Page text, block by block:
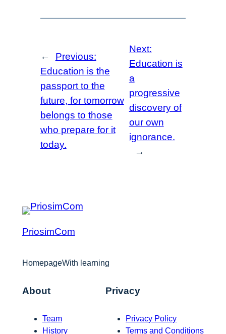
←
Previous:
Education is the
passport to the
future, for tomorrow
belongs to those
who prepare for it
today.
Next:
Education is
a
progressive
discovery of
our own
ignorance.
→
PriosimCom
HomepageWith learning
About
Team
History
Privacy
Privacy Policy
Terms and Conditions